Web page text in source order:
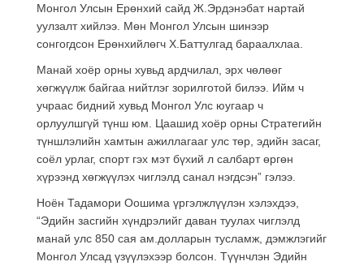
Монгол Улсын Ерөнхий сайд Ж.Эрдэнэбат нартай
уулзалт хийлээ. Мөн Монгол Улсын шинээр
сонгогдсон Ерөнхийлөгч Х.Баттулгад бараалхлаа.
Манай хоёр орны хувьд ардчилал, эрх чөлөөг
хөгжүүлж байгаа нийтлэг зорилготой билээ. Ийм ч
учраас бидний хувьд Монгол Улс юугаар ч
орлуулшгүй түнш юм. Цаашид хоёр орны Стратегийн
түншлэлийн хамтын ажиллагааг улс төр, эдийн засаг,
соёл урлаг, спорт гэх мэт бүхий л салбарт өргөн
хүрээнд хөгжүүлэх чиглэлд санал нэгдсэн” гэлээ.
Ноён Тадамори Оошима үргэлжлүүлэн хэлэхдээ,
“Эдийн засгийн хүндрэлийг даван туулах чиглэлд
манай улс 850 сая ам.долларын тусламж, дэмжлэгийг
Монгол Улсад үзүүлэхээр болсон. Түүнчлэн Эдийн